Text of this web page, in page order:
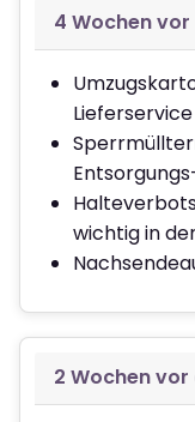
4 Wochen
wichtig in
2 Wochen